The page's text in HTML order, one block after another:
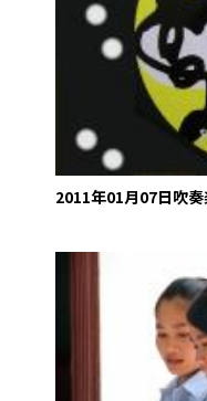
2011年01月07日吹